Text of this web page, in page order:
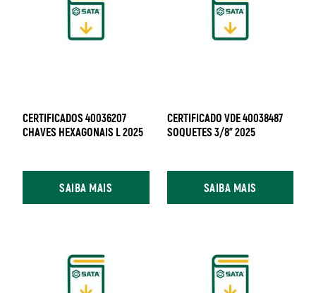
CERTIFICADOS 40036207
CHAVES HEXAGONAIS L 2025
SAIBA MAIS
CERTIFICADO VDE 40038487
SOQUETES 3/8" 2025
SAIBA MAIS